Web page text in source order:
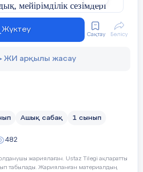
Армысың досым,
Кел маған қосыл.
Алақанға салып алақан,
Әлемге жарық сыйлайық.
Мозаика құрастыру
мейірімділік сезімдері
дұрыс қоя біледі;
дағдыланады;
: нақыл сөздер, суреттер,
Жүктеу
Сақтау Бөлісу
ЖИ арқылы жасау
Ашық сабақ 1 сынып
482
жариялаған. Ustaz Tilegi ақпаратты
табылады. Жарияланған материалдың